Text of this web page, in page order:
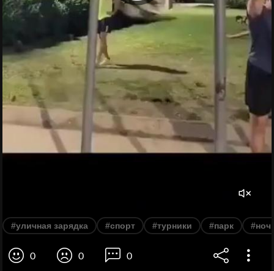
#уличная зарядка #спорт #турники #парк
0 0 0